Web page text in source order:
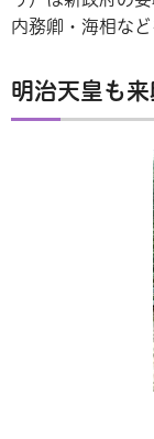
内務卿・海相など
明治天皇も来